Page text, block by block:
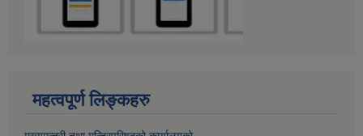
महत्वपूर्ण लिङ्कहरु